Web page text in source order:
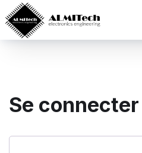
Se connecter